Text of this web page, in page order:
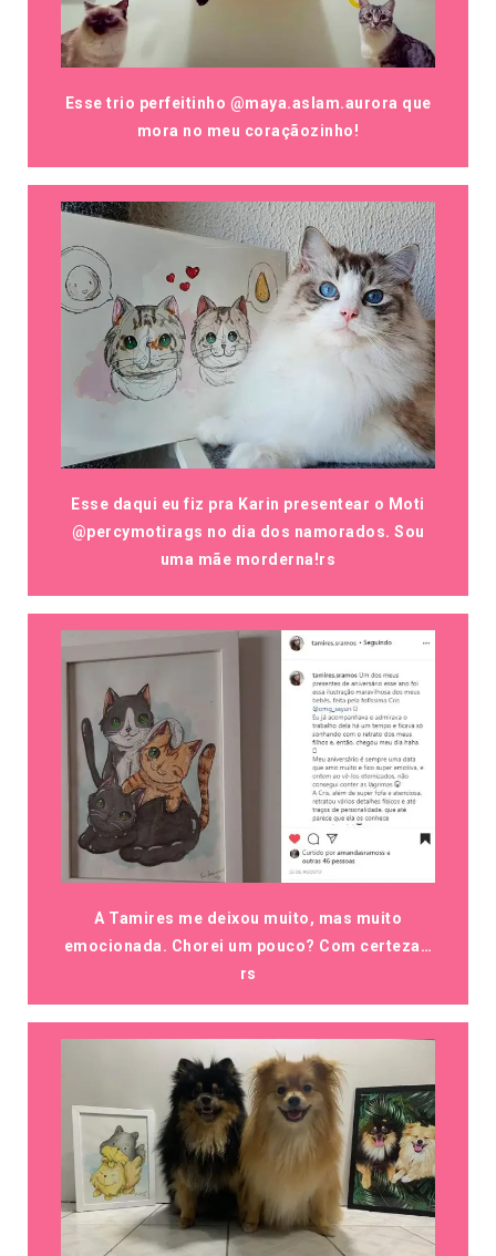
Esse trio perfeitinho @maya.aslam.aurora que
mora no meu coraçãozinho!
Esse daqui eu fiz pra Karin presentear o Moti
@percymotirags no dia dos namorados. Sou
uma mãe morderna!rs
A Tamires me deixou muito, mas muito
emocionada. Chorei um pouco? Com certeza…
rs